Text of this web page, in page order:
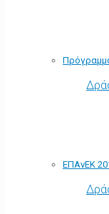
ΕΠΑνΕΚ